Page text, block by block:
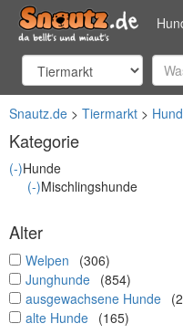
Snautz.de Tiermarkt
Kategorie
(-)Hunde
(-)Mischlingshunde
Alter
undefined
Welpen
(306)
undefined
Junghunde (854)
undefined
ausgewachsene Hunde
undefined
alte Hunde (165)